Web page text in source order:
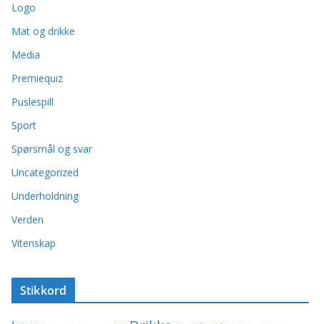
Logo
Mat og drikke
Media
Premiequiz
Puslespill
Sport
Spørsmål og svar
Uncategorized
Underholdning
Verden
Vitenskap
Stikkord